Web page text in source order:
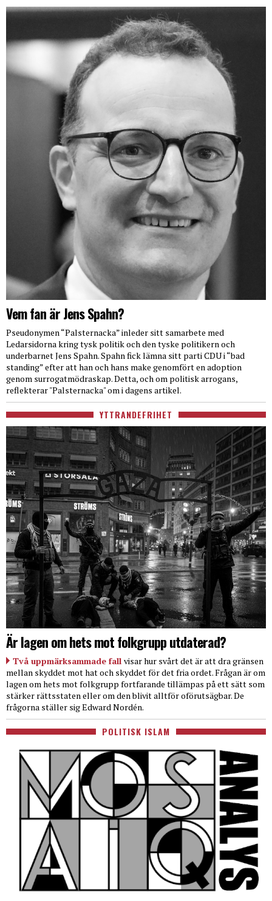
Vem fan är Jens Spahn?
Pseudonymen “Palsternacka” inleder sitt samarbete med
Ledarsidorna kring tysk politik och den tyske politikern och
underbarnet Jens Spahn. Spahn fick lämna sitt parti CDU i “bad
standing” efter att han och hans make genomfört en adoption
genom surrogatmödraskap. Detta, och om politisk arrogans,
reflekterar "Palsternacka" om i dagens artikel.
YTTRANDEFRIHET
Är lagen om hets mot folkgrupp utdaterad?
Två uppmärksammade fall visar hur svårt det är att dra gränsen
mellan skyddet mot hat och skyddet för det fria ordet. Frågan är om
lagen om hets mot folkgrupp fortfarande tillämpas på ett sätt som
stärker rättsstaten eller om den blivit alltför oförutsägbar. De
frågorna ställer sig Edward Nordén.
POLITISK ISLAM